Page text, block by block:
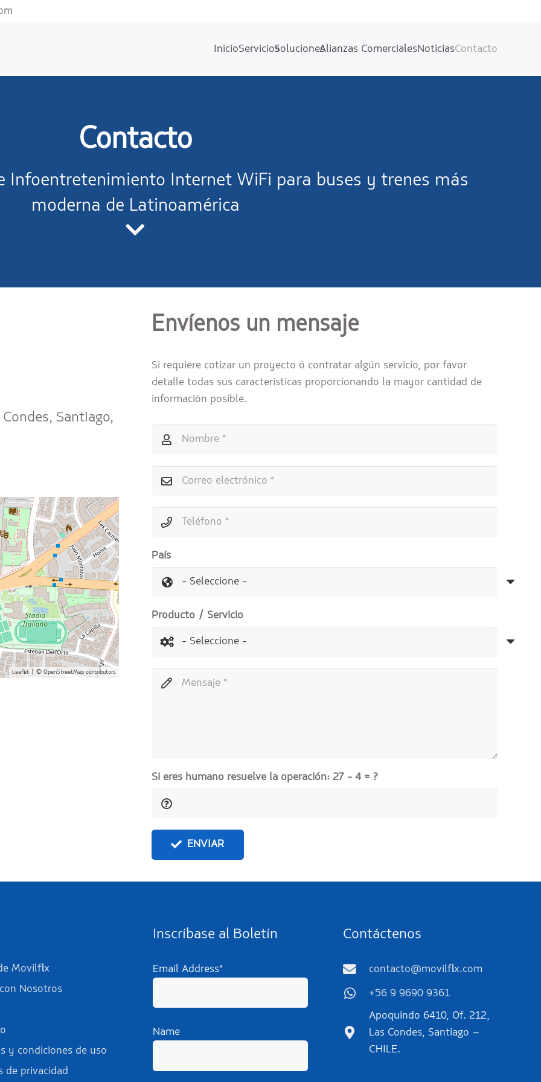
InicioServiciosSolucionesAlianzas ComercialesNoticiasContacto
Contacto
Infoentretenimiento Internet WiFi para buses y trenes más
moderna de Latinoamérica
Santiago,
Leaflet | © OpenStreetMap contributors
Envíenos un mensaje
Si requiere cotizar un proyecto ó contratar algún servicio, por favor
detalle todas sus características proporcionando la mayor cantidad de
información posible.
País
Producto / Servicio
Si eres humano resuelve la operación: 27 - 4 = ?
ENVIAR
Movilflix
Nosotros
y condiciones de uso
de privacidad
Inscríbase al Boletín
Email Address*
Name
Contáctenos
contacto@movilflix.com
+56 9 9690 9361
Apoquindo 6410, Of. 212,
Las Condes, Santiago –
CHILE.